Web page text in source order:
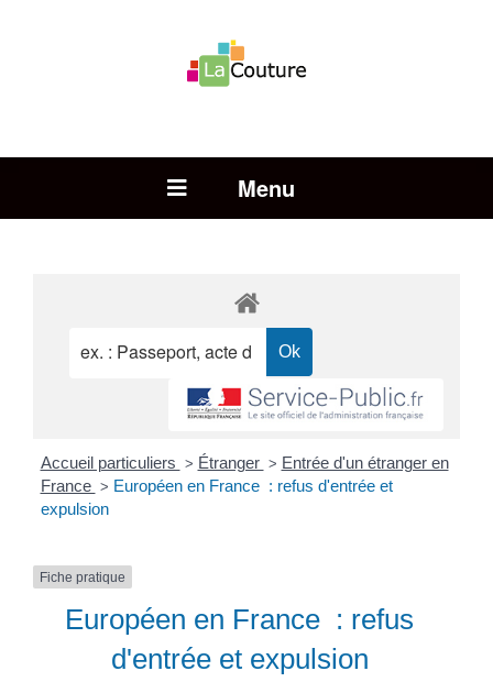
Open Menu
Accueil particuliers > Étranger > Entrée d'un étranger en
France > Européen en France : refus d'entrée et
expulsion
Fiche pratique
Européen en France : refus
d'entrée et expulsion